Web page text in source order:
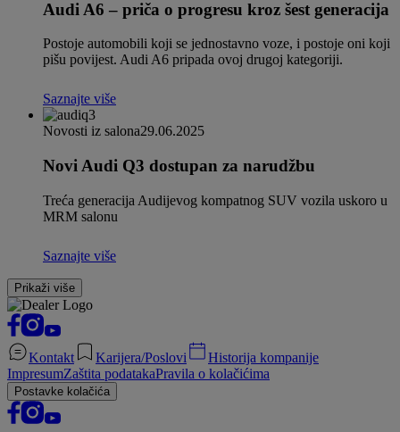
Audi A6 – priča o progresu kroz šest generacija
Postoje automobili koji se jednostavno voze, i postoje oni koji
pišu povijest. Audi A6 pripada ovoj drugoj kategoriji.
Saznajte više
Novosti iz salona29.06.2025
Novi Audi Q3 dostupan za narudžbu
Treća generacija Audijevog kompatnog SUV vozila uskoro u
MRM salonu
Saznajte više
Prikaži više
Kontakt Karijera/Poslovi
Historija kompanije
ImpresumZaštita podatakaPravila o kolačićima
Postavke kolačića